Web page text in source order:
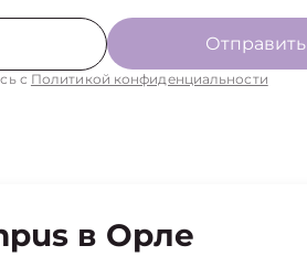
Отправить
с Политикой конфиденциальности
в Орле